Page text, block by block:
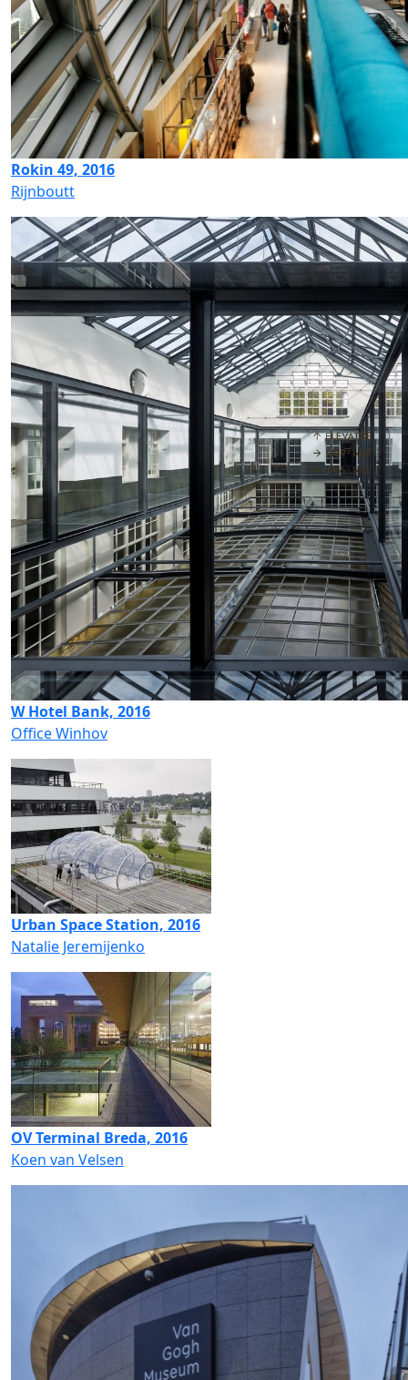
Rokin 49, 2016
Rijnboutt
W Hotel Bank, 2016
Office Winhov
Urban Space Station, 2016
Natalie Jeremijenko
OV Terminal Breda, 2016
Koen van Velsen